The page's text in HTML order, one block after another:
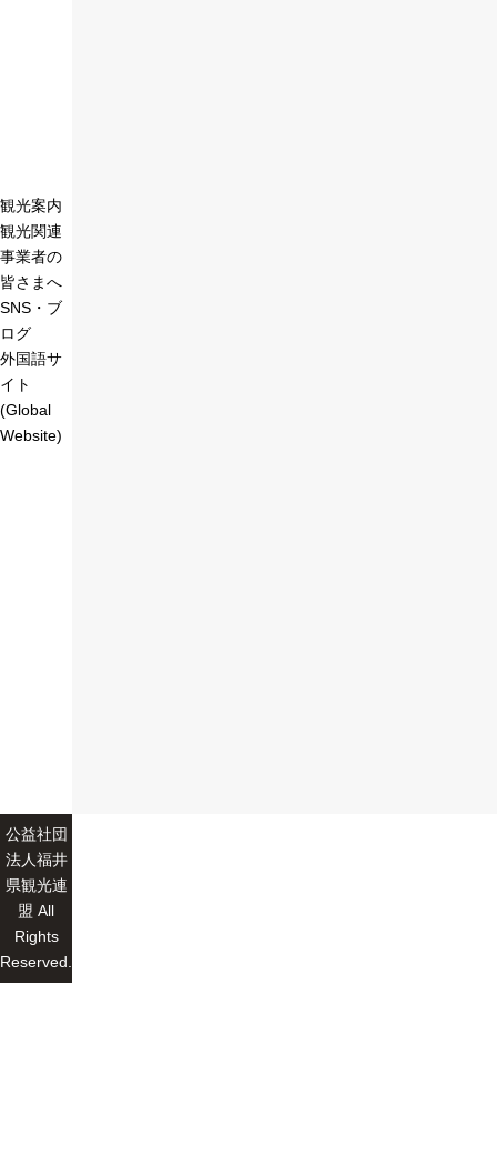
観光案内
観光関連
事業者の
皆さまへ
SNS・ブ
ログ
外国語サ
イト
(Global
Website)
公益社団
法人福井
県観光連
盟 All
Rights
Reserved.